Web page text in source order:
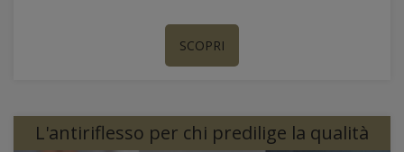
SCOPRI
L'antiriflesso per chi predilige la qualità